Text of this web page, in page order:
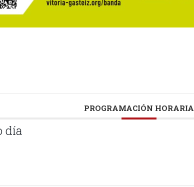
PROGRAMACIÓN HORARIA
día